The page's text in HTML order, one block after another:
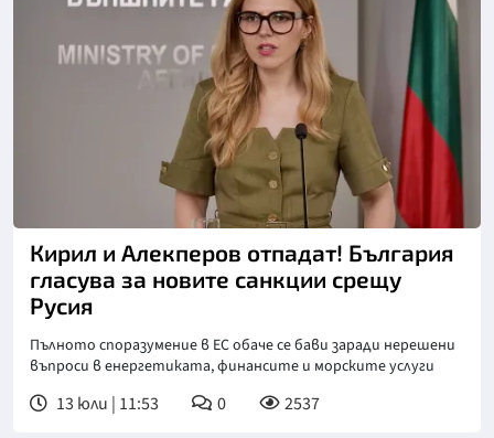
Кирил и Алекперов отпадат! България
гласува за новите санкции срещу
Русия
Пълното споразумение в ЕС обаче се бави заради нерешени
въпроси в енергетиката, финансите и морските услуги
13 юли | 11:53 0 2537